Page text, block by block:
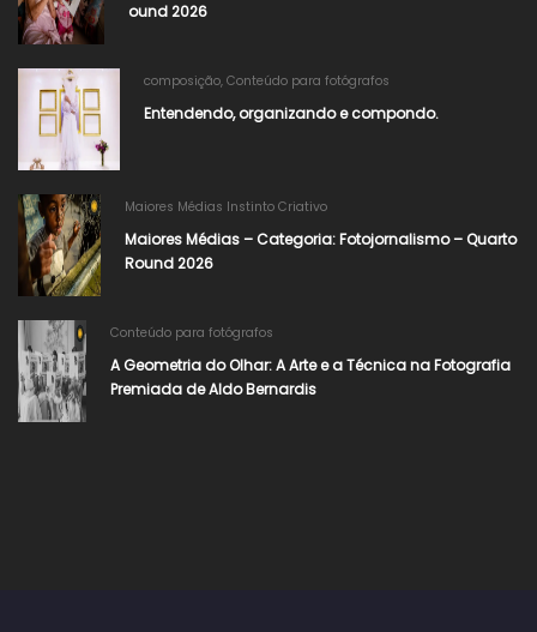
ound 2026​
composição, Conteúdo para fotógrafos
Entendendo, organizando e compondo.
Maiores Médias Instinto Criativo
Maiores Médias – Categoria: Fotojornalismo – Quarto
Round 2026
Conteúdo para fotógrafos
A Geometria do Olhar: A Arte e a Técnica na Fotografia
Premiada de Aldo Bernardis